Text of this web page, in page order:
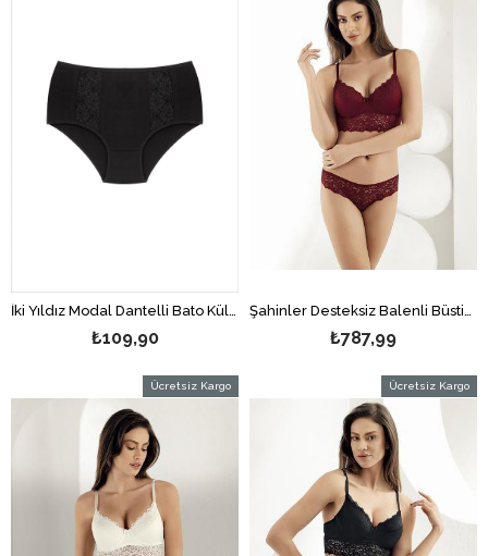
İki Yıldız Modal Dantelli Bato Külot Siyah
₺109,90
Şahinler Desteksiz Balenli Büstiyer Takım Bordo MB12100-B
₺787,99
Ücretsiz Kargo Ücretsiz Kargo